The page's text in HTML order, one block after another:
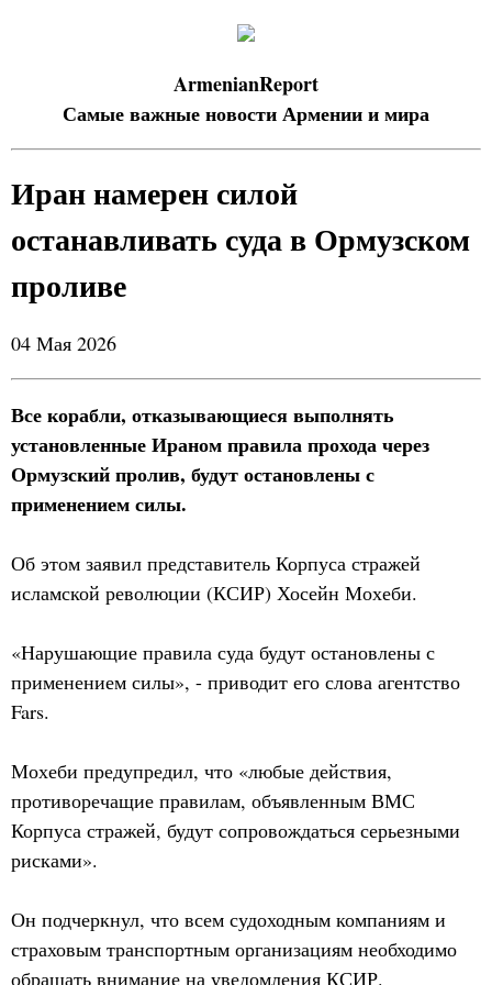
ArmenianReport
Самые важные новости Армении и мира
Иран намерен силой
останавливать суда в Ормузском
проливе
04 Мая 2026
Все корабли, отказывающиеся выполнять
установленные Ираном правила прохода через
Ормузский пролив, будут остановлены с
применением силы.
Об этом заявил представитель Корпуса стражей
исламской революции (КСИР) Хосейн Мохеби.
«Нарушающие правила суда будут остановлены с
применением силы», - приводит его слова агентство
Fars.
Мохеби предупредил, что «любые действия,
противоречащие правилам, объявленным ВМС
Корпуса стражей, будут сопровождаться серьезными
рисками».
Он подчеркнул, что всем судоходным компаниям и
страховым транспортным организациям необходимо
обращать внимание на уведомления КСИР.